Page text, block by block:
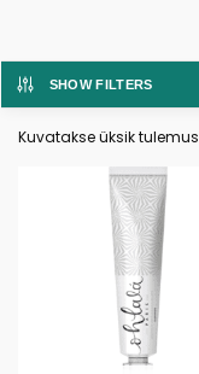
SHOW FILTERS
Kuvatakse üksik tulemus